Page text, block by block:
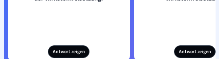
Antwort zeigen Antwort zeigen